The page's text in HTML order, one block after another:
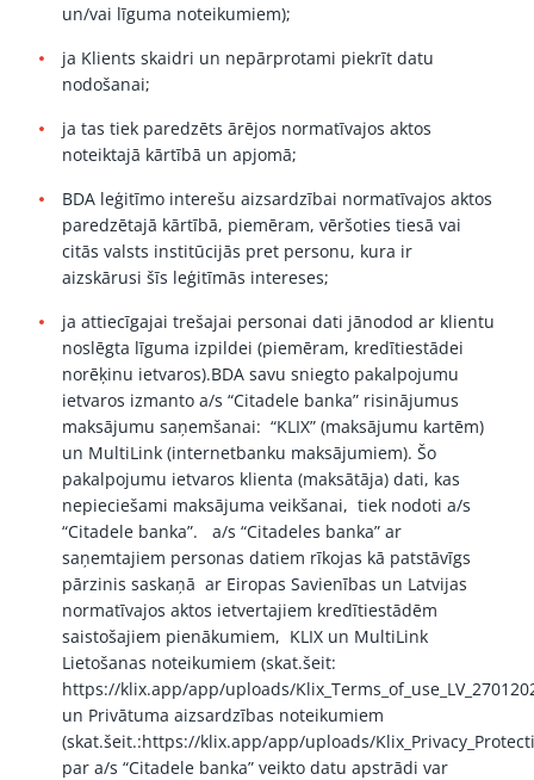
un/vai līguma noteikumiem);
ja Klients skaidri un nepārprotami piekrīt datu
nodošanai;
ja tas tiek paredzēts ārējos normatīvajos aktos
noteiktajā kārtībā un apjomā;
BDA leģitīmo interešu aizsardzībai normatīvajos aktos
paredzētajā kārtībā, piemēram, vēršoties tiesā vai
citās valsts institūcijās pret personu, kura ir
aizskārusi šīs leģitīmās intereses;
ja attiecīgajai trešajai personai dati jānodod ar klientu
noslēgta līguma izpildei (piemēram, kredītiestādei
norēķinu ietvaros).BDA savu sniegto pakalpojumu
ietvaros izmanto a/s “Citadele banka” risinājumus
maksājumu saņemšanai: “KLIX” (maksājumu kartēm)
un MultiLink (internetbanku maksājumiem). Šo
pakalpojumu ietvaros klienta (maksātāja) dati, kas
nepieciešami maksājuma veikšanai, tiek nodoti a/s
“Citadele banka”. a/s “Citadeles banka” ar
saņemtajiem personas datiem rīkojas kā patstāvīgs
pārzinis saskaņā ar Eiropas Savienības un Latvijas
normatīvajos aktos ietvertajiem kredītiestādēm
saistošajiem pienākumiem, KLIX un MultiLink
Lietošanas noteikumiem (skat.šeit:
https://klix.app/app/uploads/
un Privātuma aizsardzības noteikumiem
(skat.šeit.:https://klix.app/app/uploads/
par a/s “Citadele banka” veikto datu apstrādi var